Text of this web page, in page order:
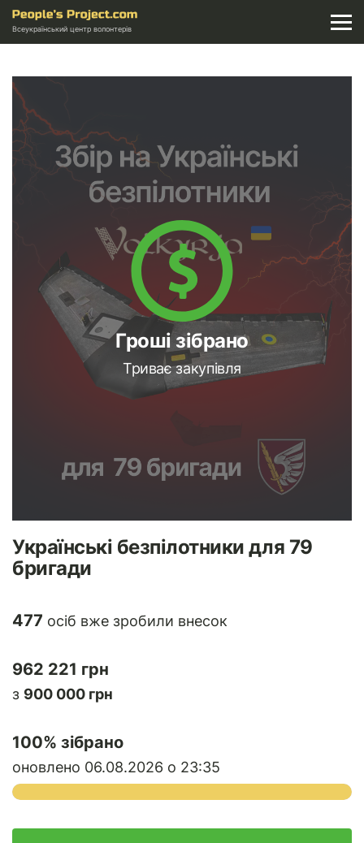
Всеукраїнський центр волонтерів
Гроші зібрано
Триває закупівля
Українські безпілотники для 79
бригади
477 осіб вже зробили внесок
962 221 грн
з 900 000 грн
100% зібрано
оновлено 06.08.2026 о 23:35